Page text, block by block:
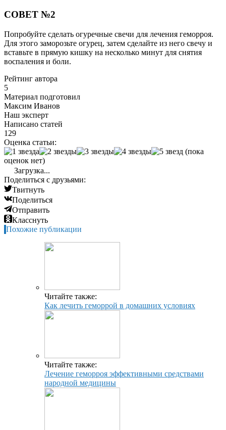
СОВЕТ №2
Попробуйте сделать огуречные свечи для лечения геморроя.
Для этого заморозьте огурец, затем сделайте из него свечу и
вставьте в прямую кишку на несколько минут для снятия
воспаления и боли.
Рейтинг автора
5
Материал подготовил
Максим Иванов
Наш эксперт
Написано статей
129
Оценка статьи:
(пока
оценок нет)
Загрузка...
Поделиться с друзьями:
Твитнуть
Поделиться
Отправить
Класснуть
Похожие публикации
Читайте также:
Как лечить геморрой в домашних условиях
Читайте также:
Лечение геморроя эффективными средствами
народной медицины